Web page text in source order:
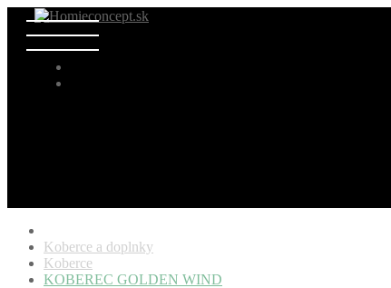
Koberce a doplnky
Koberce
KOBEREC GOLDEN WIND